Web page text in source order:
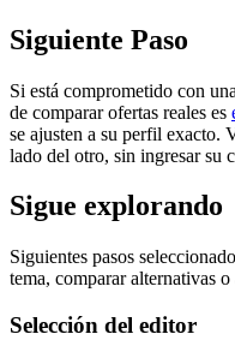
Siguiente Paso
Si está comprometido con
de comparar ofertas reales es
se ajusten a su perfil exacto.
lado del otro, sin ingresar su
Sigue explorando
Siguientes pasos
tema, comparar alternativas
Selección del editor